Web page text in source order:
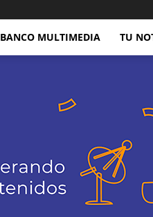
BANCO MULTIMEDIA TU